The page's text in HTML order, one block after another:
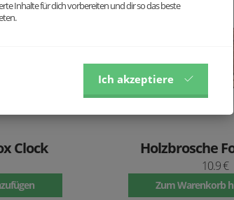
Clock Holzbrosche
10.9 €
Zum Warenkorb
Inhalte für dich vorbereiten und dir so das beste
Ich akzeptiere